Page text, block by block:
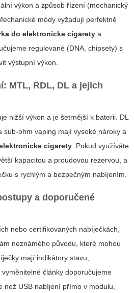
výkon a způsob řízení (mechanický
módy vyžadují perfektně
do elektronicke cigarety a
regulované (DNA, chipsety) s
výstupní výkon.
MTL, RDL, DL a jejich
nižší výkon a je šetrnější k baterii. DL
sub-ohm vaping mají vysoké nároky a
cigarety . Pokud využíváte
kapacitou a proudovou rezervou, a
s rychlým a bezpečným nabíjením.
a doporučené
nebo certifikovaných nabíječkách,
neznámého původu, které mohou
mají indikátory stavu,
články doporučujeme
USB nabíjení přímo v modulu,